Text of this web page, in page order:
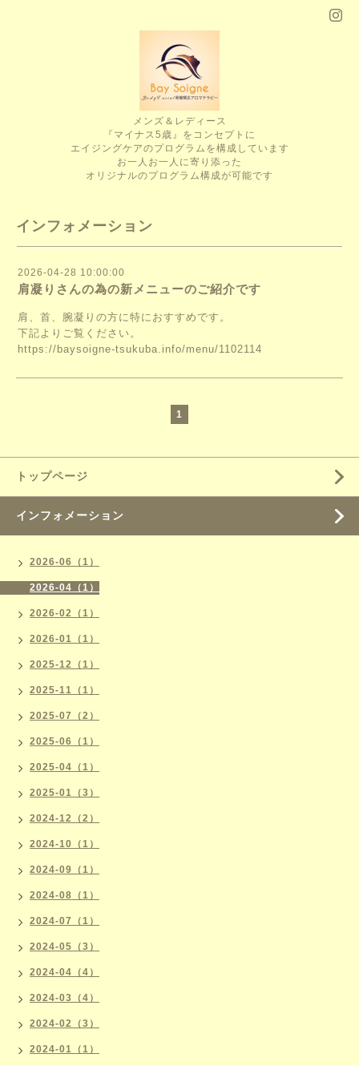
メンズ＆レディース
『マイナス5歳』をコンセプトに
エイジングケアのプログラムを構成しています
お一人お一人に寄り添った
オリジナルのプログラム構成が可能です
インフォメーション
2026-04-28 10:00:00
肩凝りさんの為の新メニューのご紹介です
肩、首、腕凝りの方に特におすすめです。
下記よりご覧ください。
https://baysoigne-tsukuba.info/menu/1102114
1
トップページ
インフォメーション
2026-06（1）
2026-04（1）
2026-02（1）
2026-01（1）
2025-12（1）
2025-11（1）
2025-07（2）
2025-06（1）
2025-04（1）
2025-01（3）
2024-12（2）
2024-10（1）
2024-09（1）
2024-08（1）
2024-07（1）
2024-05（3）
2024-04（4）
2024-03（4）
2024-02（3）
2024-01（1）